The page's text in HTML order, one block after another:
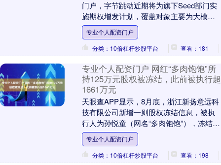
门户，字节跳动近期将为旗下Seed部门实
施期权增发计划，覆盖对象主要为大模型
方向的核心技术员工。 据了解，此次增发
将根据员工....
专业个人配资门户
分类：10倍杠杆炒股平台
查看：181
专业个人配资门户 网红“多肉饱饱”所
持125万元股权被冻结，此前被执行超
1661万元
天眼查APP显示，8月底，浙江新扬意远科
技有限公司新增一则股权冻结信息，被执
行人为孙悦童（网名“多肉饱饱”），冻结股
权数额为125万人民币专业个人配资门户，
冻结....
专业个人配资门户
分类：10倍杠杆炒股平台
查看：198